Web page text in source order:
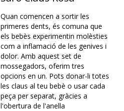
Quan comencen a sortir les
primeres dents, és comuna que
els bebès experimentin molèsties
com a inflamació de les genives i
dolor. Amb aquest set de
mossegadors, oferim tres
opcions en un. Pots donar-li totes
les claus al teu bebè o usar cada
peça per separat, gràcies a
l'obertura de l'anella